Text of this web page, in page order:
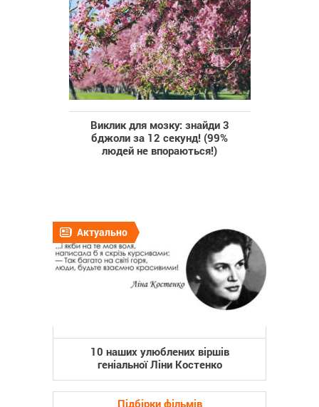
Виклик для мозку: знайди 3
бджоли за 12 секунд! (99%
людей не впораються!)
Актуально
10 наших улюблених віршів
геніальної Ліни Костенко
Підбірки фільмів